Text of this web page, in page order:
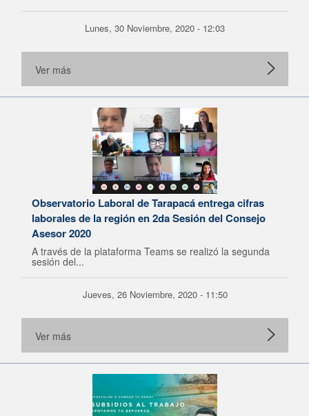
Lunes, 30 Noviembre, 2020 - 12:03
Ver más
Observatorio Laboral de Tarapacá entrega cifras
laborales de la región en 2da Sesión del Consejo
Asesor 2020
A través de la plataforma Teams se realizó la segunda
sesión del...
Jueves, 26 Noviembre, 2020 - 11:50
Ver más